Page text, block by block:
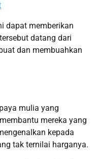
dapat memberikan
datang dari
dan membuahkan
mulia yang
mereka yang
kepada
tak ternilai harganya.